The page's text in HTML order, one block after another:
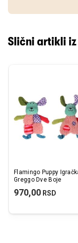
Slični artikli
Flamingo Puppy
Greggo Dve Boje
970,00 RSD